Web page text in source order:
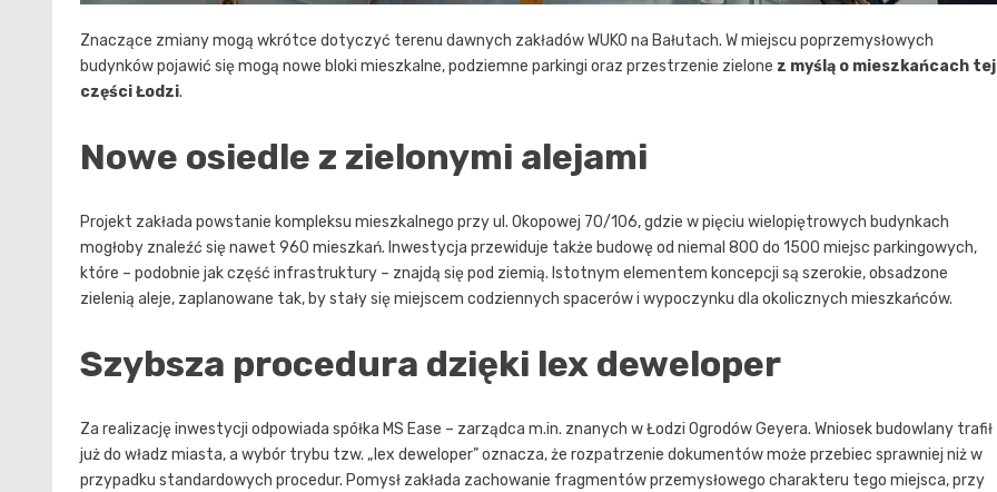
Znaczące zmiany mogą wkrótce dotyczyć terenu dawnych zakładów WUKO na Bałutach. W miejscu poprzemysłowych
budynków pojawić się mogą nowe bloki mieszkalne, podziemne parkingi oraz przestrzenie zielone z myślą o mieszkańcach tej
części Łodzi.
Nowe osiedle z zielonymi alejami
Projekt zakłada powstanie kompleksu mieszkalnego przy ul. Okopowej 70/106, gdzie w pięciu wielopiętrowych budynkach
mogłoby znaleźć się nawet 960 mieszkań. Inwestycja przewiduje także budowę od niemal 800 do 1500 miejsc parkingowych,
które – podobnie jak część infrastruktury – znajdą się pod ziemią. Istotnym elementem koncepcji są szerokie, obsadzone
zielenią aleje, zaplanowane tak, by stały się miejscem codziennych spacerów i wypoczynku dla okolicznych mieszkańców.
Szybsza procedura dzięki lex deweloper
Za realizację inwestycji odpowiada spółka MS Ease – zarządca m.in. znanych w Łodzi Ogrodów Geyera. Wniosek budowlany trafił
już do władz miasta, a wybór trybu tzw. „lex deweloper” oznacza, że rozpatrzenie dokumentów może przebiec sprawniej niż w
przypadku standardowych procedur. Pomysł zakłada zachowanie fragmentów przemysłowego charakteru tego miejsca, przy